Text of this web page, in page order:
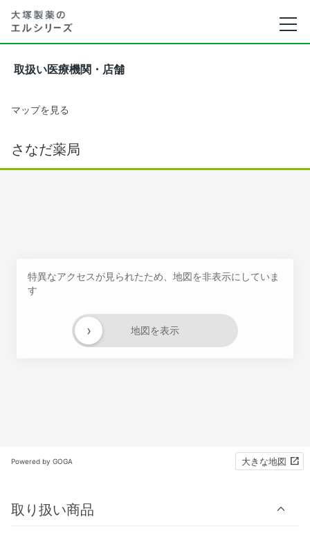
取扱い医療機関・店舗
マップを見る
さなだ薬局
特異なアクセスが見られたため、地図を非表示にしていま
す
地図を表示
›
Powered by GOGA 大きな地図
取り扱い商品